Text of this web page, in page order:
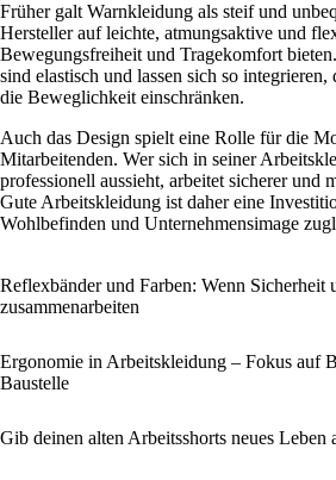
Früher galt Warnkleidung als steif und
Hersteller auf leichte, atmungsaktive und
Bewegungsfreiheit und Tragekomfort
sind elastisch und lassen sich so integrieren,
die Beweglichkeit einschränken.
Auch das Design spielt eine Rolle für die
Mitarbeitenden. Wer sich in seiner
professionell aussieht, arbeitet sicherer und
Gute Arbeitskleidung ist daher eine
Wohlbefinden und Unternehmensimage
Reflexbänder und Farben: Wenn Sicherheit
zusammenarbeiten
Ergonomie in Arbeitskleidung – Fokus auf
Baustelle
Gib deinen alten Arbeitsshorts neues Leben